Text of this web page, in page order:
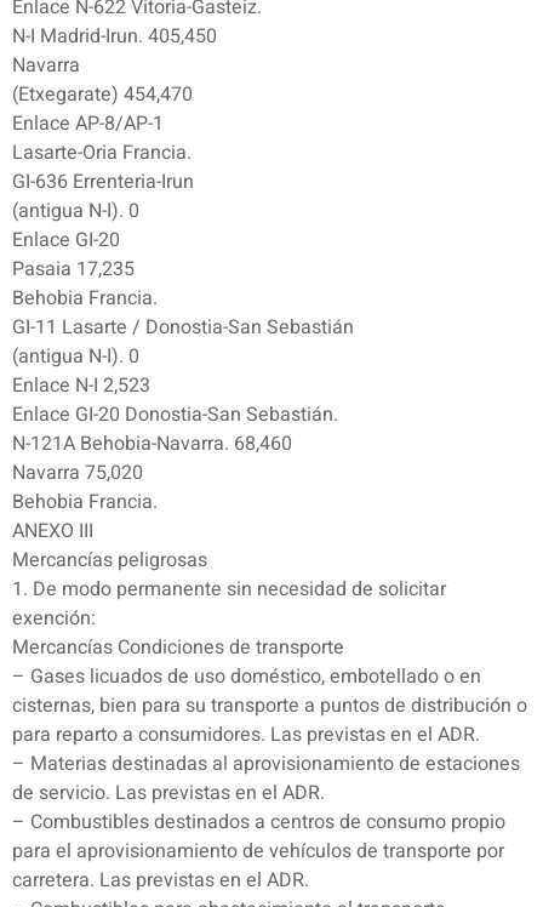
Enlace N-622 Vitoria-Gasteiz.
N-I Madrid-Irun. 405,450
Navarra
(Etxegarate) 454,470
Enlace AP-8/AP-1
Lasarte-Oria Francia.
GI-636 Errenteria-Irun
(antigua N-I). 0
Enlace GI-20
Pasaia 17,235
Behobia Francia.
GI-11 Lasarte / Donostia-San Sebastián
(antigua N-I). 0
Enlace N-I 2,523
Enlace GI-20 Donostia-San Sebastián.
N-121A Behobia-Navarra. 68,460
Navarra 75,020
Behobia Francia.
ANEXO III
Mercancías peligrosas
1. De modo permanente sin necesidad de solicitar
exención:
Mercancías Condiciones de transporte
– Gases licuados de uso doméstico, embotellado o en
cisternas, bien para su transporte a puntos de distribución o
para reparto a consumidores. Las previstas en el ADR.
– Materias destinadas al aprovisionamiento de estaciones
de servicio. Las previstas en el ADR.
– Combustibles destinados a centros de consumo propio
para el aprovisionamiento de vehículos de transporte por
carretera. Las previstas en el ADR.